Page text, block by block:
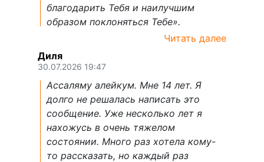
благодарить Тебя и наилучшим
образом поклоняться Тебе».
Читать далее
Диля
30.07.2026 19:47
Ассаляму алейкум. Мне 14 лет. Я
долго не решалась написать это
сообщение. Уже несколько лет я
нахожусь в очень тяжелом
состоянии. Много раз хотела кому-
то рассказать, но каждый раз